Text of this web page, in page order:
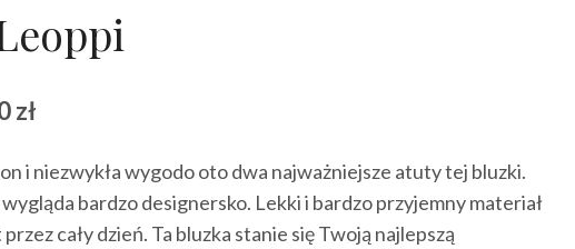
zł.
złAktualna
wynosi:
55.00 zł.
i niezwykła wygodo oto dwa najważniejsze atuty tej bluzki.
bardzo designersko. Lekki i bardzo przyjemny materiał
cały dzień. Ta bluzka stanie się Twoją najlepszą